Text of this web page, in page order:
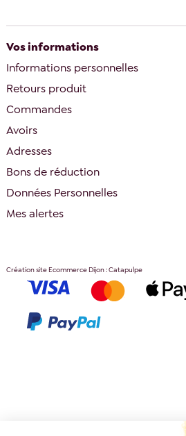
Vos informations
Informations personnelles
Retours produit
Commandes
Avoirs
Adresses
Bons de réduction
Données Personnelles
Mes alertes
Création site Ecommerce Dijon : Catapulpe